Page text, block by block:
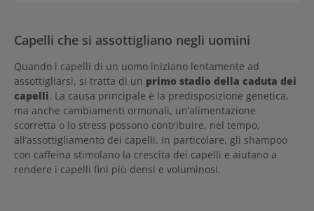
Capelli che si assottigliano negli uomini
Quando i capelli di un uomo iniziano lentamente ad
assottigliarsi, si tratta di un primo stadio della caduta dei
capelli. La causa principale è la predisposizione genetica,
ma anche cambiamenti ormonali, un’alimentazione
scorretta o lo stress possono contribuire, nel tempo,
all’assottigliamento dei capelli. In particolare, gli shampoo
con caffeina stimolano la crescita dei capelli e aiutano a
rendere i capelli fini più densi e voluminosi.